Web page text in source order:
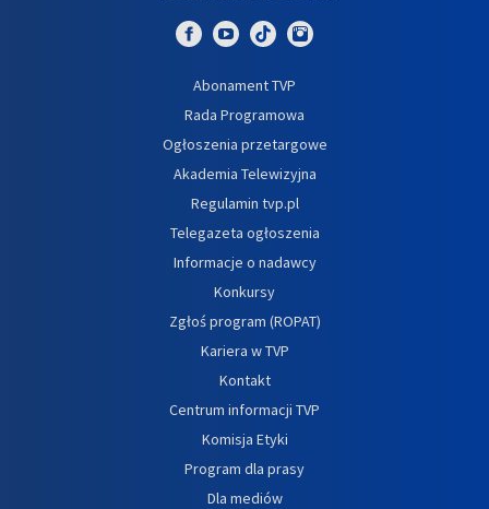
Abonament TVP
Rada Programowa
Ogłoszenia przetargowe
Akademia Telewizyjna
Regulamin tvp.pl
Telegazeta ogłoszenia
Informacje o nadawcy
Konkursy
Zgłoś program (ROPAT)
Kariera w TVP
Kontakt
Centrum informacji TVP
Komisja Etyki
Program dla prasy
Dla mediów